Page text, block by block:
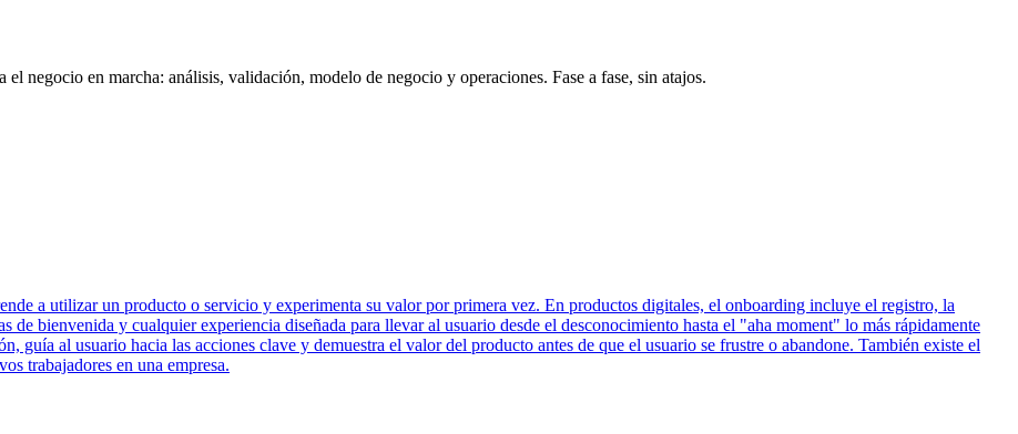
el negocio en marcha: análisis, validación, modelo de negocio y operaciones. Fase a fase, sin atajos.
a utilizar un producto o servicio y experimenta su valor por primera vez. En productos digitales, el onboarding incluye el registro, la
bienvenida y cualquier experiencia diseñada para llevar al usuario desde el desconocimiento hasta el "aha moment" lo más rápidamente
al usuario hacia las acciones clave y demuestra el valor del producto antes de que el usuario se frustre o abandone. También existe el
trabajadores en una empresa.